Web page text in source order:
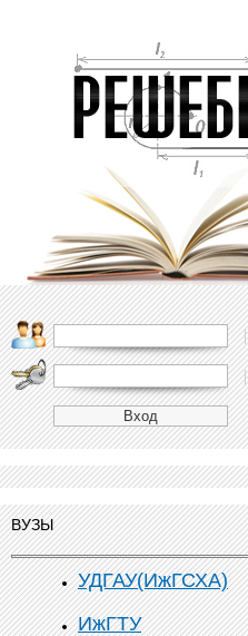
ВУЗЫ
УДГАУ(ИжГСХА)
ИжГТУ